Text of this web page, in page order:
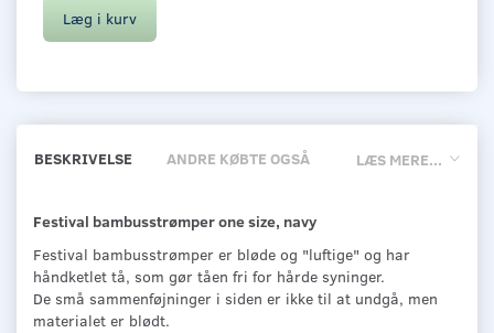
Læg i kurv
LÆS MERE...
BESKRIVELSE ANDRE KØBTE OGSÅ
Festival bambusstrømper one size, navy
Festival bambusstrømper er bløde og "luftige" og har
håndketlet tå, som gør tåen fri for hårde syninger.
De små sammenføjninger i siden er ikke til at undgå, men
materialet er blødt.